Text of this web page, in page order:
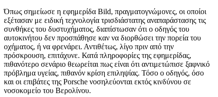
Όπως σημείωσε η εφημερίδα Bild, πραγματογνώμονες, οι οποίοι
εξέτασαν με ειδική τεχνολογία τρισδιάστατης αναπαράστασης τις
συνθήκες του δυστυχήματος, διαπίστωσαν ότι ο οδηγός του
αυτοκινήτου δεν προσπάθησε καν να διορθώσει την πορεία του
οχήματος, ή να φρενάρει. Αντιθέτως, λίγο πριν από την
πρόσκρουση, επιτάχυνε. Κατά πληροφορίες της εφημερίδας,
πιθανότερο σενάριο θεωρείται πως είναι ότι αντιμετώπισε ξαφνικό
πρόβλημα υγείας, πιθανόν κρίση επιληψίας. Τόσο ο οδηγός, όσο
και οι επιβάτες της Porsche νοσηλεύονται εκτός κινδύνου σε
νοσοκομείο του Βερολίνου.